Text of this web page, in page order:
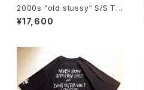
2000s "old stussy" S/S T-
shirt
¥17,600